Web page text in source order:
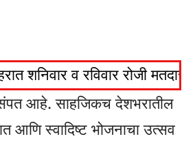
शनिवार व रविवार रोजी
आहे. साहजिकच देशभरातील
आणि स्वादिष्ट भोजनाचा उत्सव